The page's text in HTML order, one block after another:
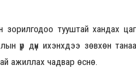
тууштай хандах
үр дүн ихэнхдээ зөвхөн
ажиллах чадвар өснө.